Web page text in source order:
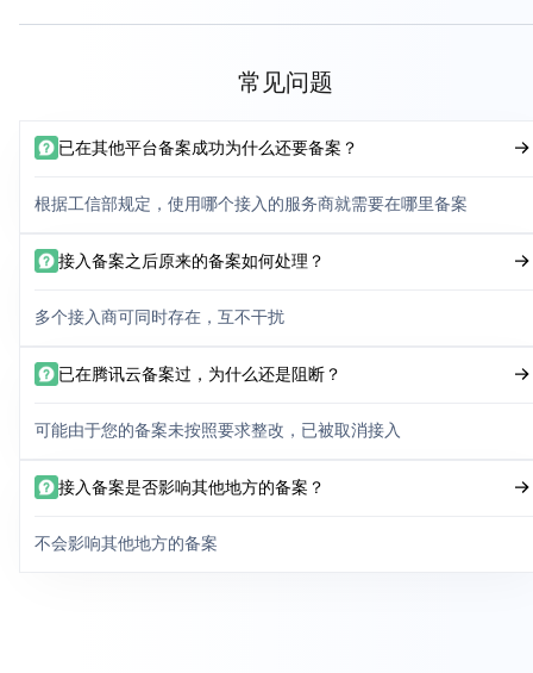
常见问题
已在其他平台备案成功为什么还要备案？
根据工信部规定，使用哪个接入的服务商就需要在哪里备案
接入备案之后原来的备案如何处理？
多个接入商可同时存在，互不干扰
已在腾讯云备案过，为什么还是阻断？
可能由于您的备案未按照要求整改，已被取消接入
接入备案是否影响其他地方的备案？
不会影响其他地方的备案